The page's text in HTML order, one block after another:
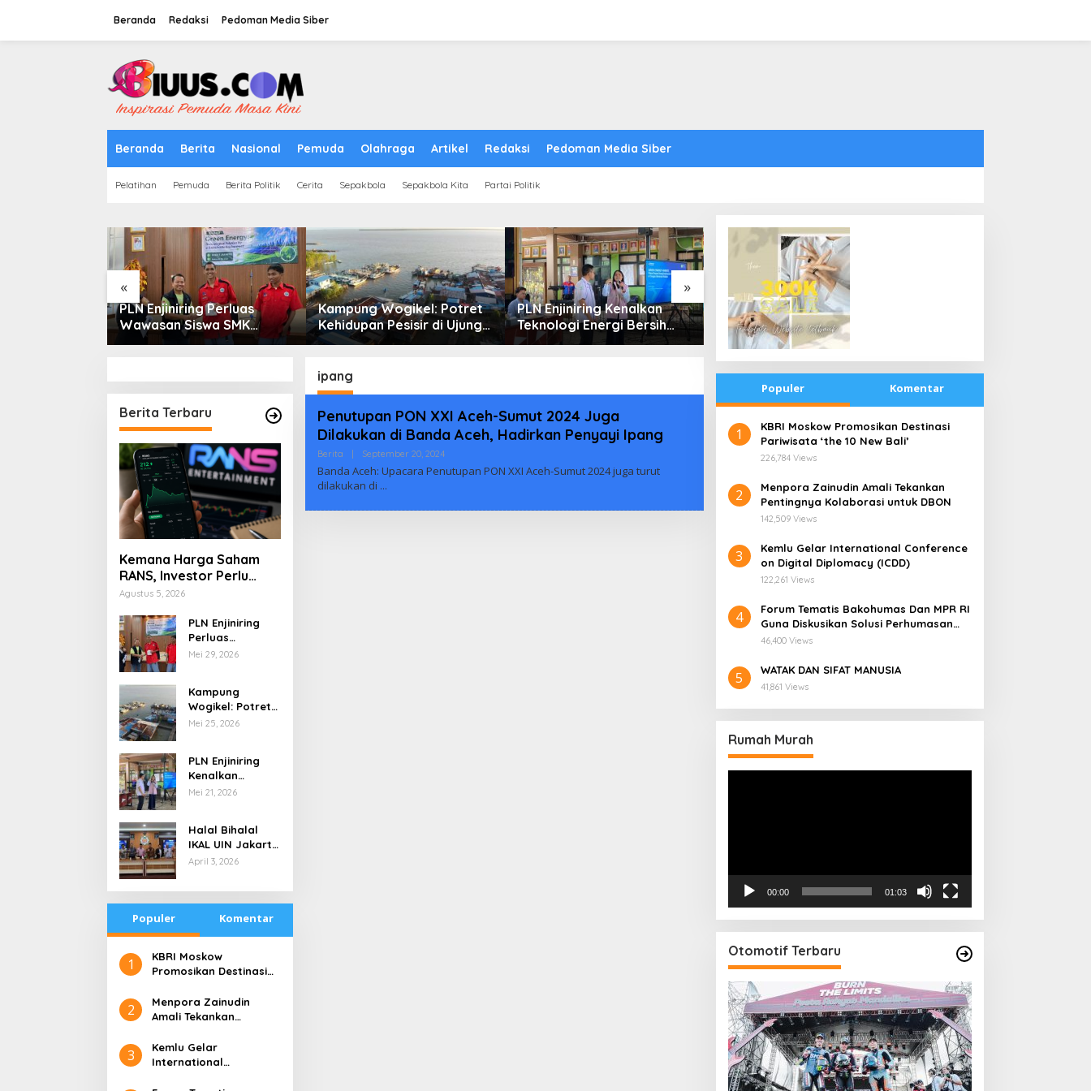
Beranda Redaksi Pedoman Media Siber
Beranda Berita Nasional Pemuda Olahraga Artikel Redaksi Pedoman Media Siber
Pelatihan Pemuda Berita Politik Cerita Sepakbola Sepakbola Kita Partai Politik
« »
PLN Enjiniring Perluas
Wawasan Siswa SMK
tentang Tantangan
Kampung Wogikel: Potret
Kehidupan Pesisir di Ujung
Selatan Papua yang
Keterbatasan
PLN Enjiniring Kenalkan
Teknologi Energi Bersih
kepada Pelajar Jakarta
Tradisi Bakar Batu di
Papua Menjadi Simbol
Perdamaian
Menghindari Spekulasi
Berlebihan
Berita Terbaru
Kemana Harga Saham
RANS, Investor Perlu
Cermati Fundamental
Spekulasi Berlebihan
Agustus 5, 2026
PLN Enjiniring
Perluas
Wawasan Siswa
Perubahan Iklim
Mei 29, 2026
Kampung
Wogikel: Potret
Kehidupan
yang Bertahan
di Tengah
Keterbatasan
Mei 25, 2026
PLN Enjiniring
Kenalkan
Teknologi Energi
Mei 21, 2026
Halal Bihalal
IKAL UIN Jakarta
NTB, Alumni UIN
April 3, 2026
Populer Komentar
1
​KBRI Moskow
Promosikan Destinasi
Bali’
2
​Menpora Zainudin
Amali Tekankan
untuk DBON
3
​Kemlu Gelar
International
ipang
Penutupan PON XXI Aceh-Sumut 2024 Juga
Dilakukan di Banda Aceh, Hadirkan Penyayi Ipang
Berita September 20, 2024Oleh
Indonesia
Banda Aceh: Upacara Penutupan PON XXI Aceh-Sumut 2024 juga turut
dilakukan di
Populer Komentar
1
​KBRI Moskow Promosikan Destinasi
Pariwisata ‘the 10 New Bali’
226,784 Views
2
​Menpora Zainudin Amali Tekankan
Pentingnya Kolaborasi untuk DBON
142,509 Views
3
​Kemlu Gelar International Conference
on Digital Diplomacy (ICDD)
122,261 Views
4
Forum Tematis Bakohumas Dan MPR RI
Guna Diskusikan Solusi Perhumasan
Juga Tuk Perkuat Lembaga Masing –
46,400 Views
5 WATAK DAN SIFAT MANUSIA
41,861 Views
Rumah Murah
00:00 01:03
Otomotif Terbaru